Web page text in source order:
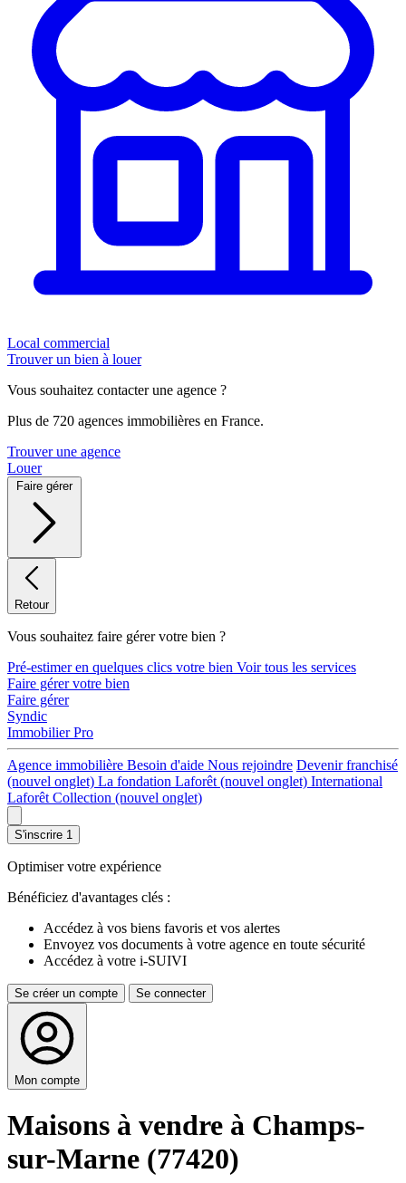
Local commercial
Trouver un bien à louer
Vous souhaitez contacter une agence ?
Plus de 720 agences immobilières en France.
Trouver une agence
Louer
Faire gérer
Retour
Vous souhaitez faire gérer votre bien ?
Pré-estimer en quelques clics votre bien Voir tous les services
Faire gérer votre bien
Faire gérer
Syndic
Immobilier Pro
Agence immobilière Besoin d'aide Nous rejoindre Devenir franchisé
(nouvel onglet) La fondation Laforêt (nouvel onglet) International
Laforêt Collection (nouvel onglet)
S'inscrire 1
Optimiser votre expérience
Bénéficiez d'avantages clés :
Accédez à vos biens favoris et vos alertes
Envoyez vos documents à votre agence en toute sécurité
Accédez à votre i-SUIVI
Se créer un compte Se connecter
Mon compte
Maisons à vendre à Champs-
sur-Marne (77420)